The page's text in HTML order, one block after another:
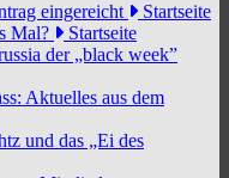
eingereicht
Startseite
Mal?
Startseite
der „black week”
Aktuelles aus dem
und das „Ei des